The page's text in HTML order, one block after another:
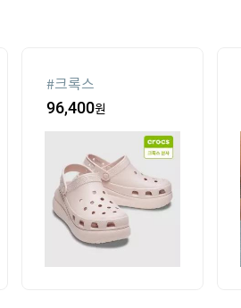
#크록스
96,400원